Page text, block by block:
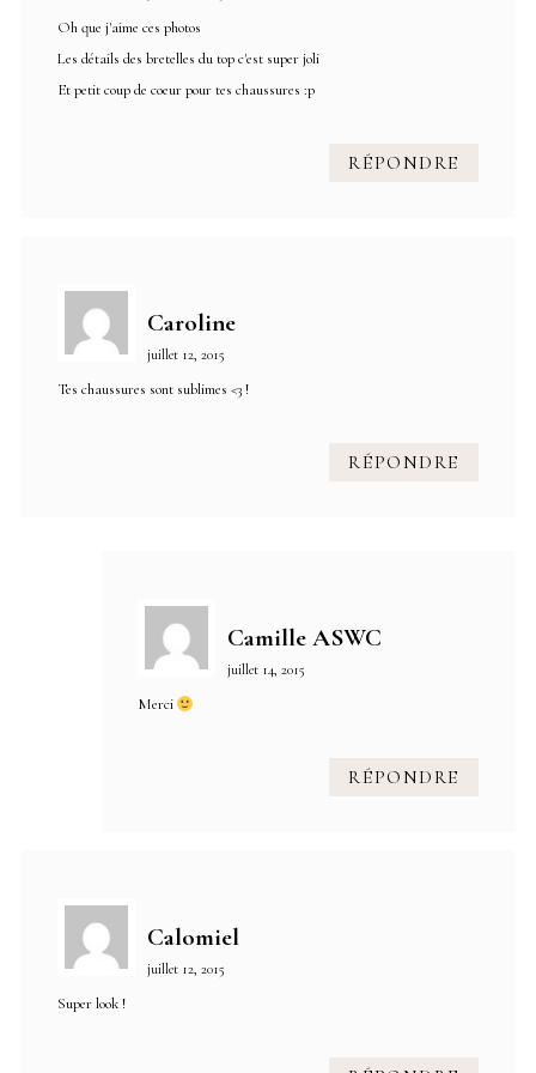
Oh que j'aime ces photos
Les détails des bretelles du top c'est super joli
Et petit coup de coeur pour tes chaussures :p
RÉPONDRE
Caroline
juillet 12, 2015
Tes chaussures sont sublimes <3 !
RÉPONDRE
Camille ASWC
juillet 14, 2015
Merci
RÉPONDRE
Calomiel
juillet 12, 2015
Super look !